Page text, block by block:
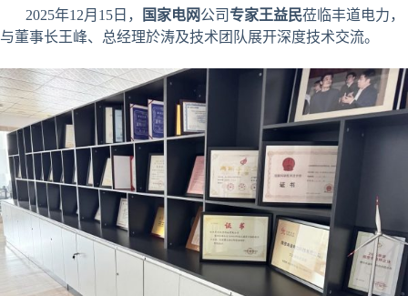
2025年12月15日， 国家电网公司 专家王益民莅临丰道电力，
与董事长王峰、总经理於涛及技术团队展开深度技术交流。